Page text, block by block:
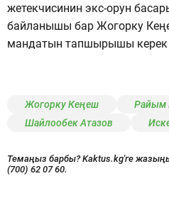
жетекчисинин экс-орун
байланышы бар Жогорку
мандатын тапшырышы керек
Жогорку Кеңеш
Райым
Шайлообек Атазов
Темаңыз барбы? Kaktus.kg'ге
(700) 62 07 60.